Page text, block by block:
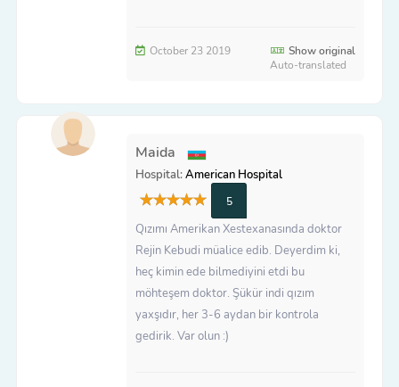
October 23 2019
Show original
Auto-translated
Maida
Hospital:American Hospital
5
Qızımı Amerikan Xestexanasında doktor
Rejin Kebudi müalice edib. Deyerdim ki,
heç kimin ede bilmediyini etdi bu
möhteşem doktor. Şükür indi qızım
yaxşıdır, her 3-6 aydan bir kontrola
gedirik. Var olun :)